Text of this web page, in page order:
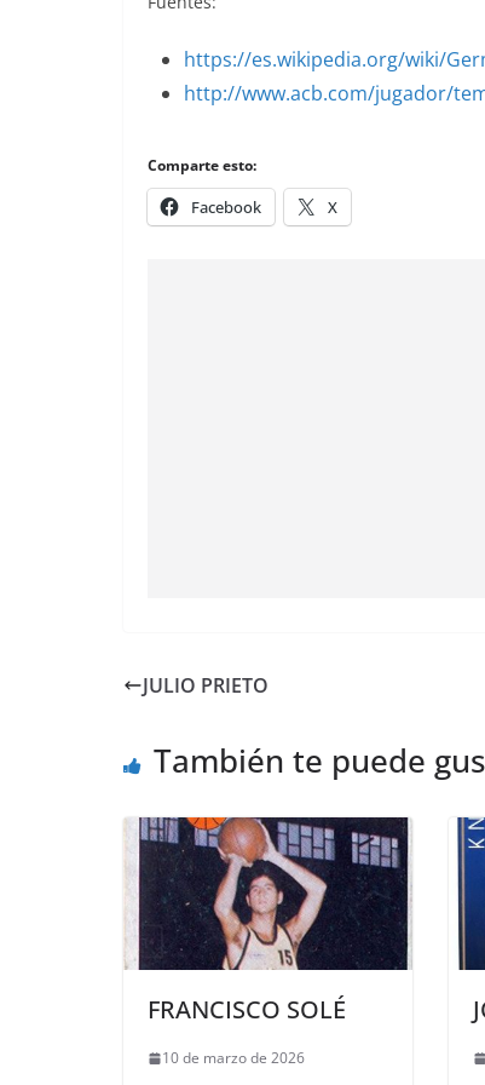
https://es.wikipedia.org/wiki/
http://www.acb.com/jugador/
Comparte esto:
Facebook X
JULIO PRIETO
También te puede
FRANCISCO SOLÉ
10 de marzo de 2026